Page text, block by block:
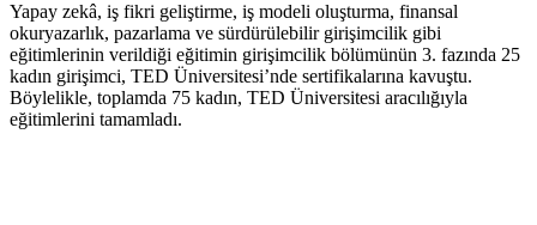
Yapay zekâ, iş fikri geliştirme, iş modeli oluşturma, finansal
okuryazarlık, pazarlama ve sürdürülebilir girişimcilik gibi
eğitimlerinin verildiği eğitimin girişimcilik bölümünün 3. fazında 25
kadın girişimci, TED Üniversitesi’nde sertifikalarına kavuştu.
Böylelikle, toplamda 75 kadın, TED Üniversitesi aracılığıyla
eğitimlerini tamamladı.